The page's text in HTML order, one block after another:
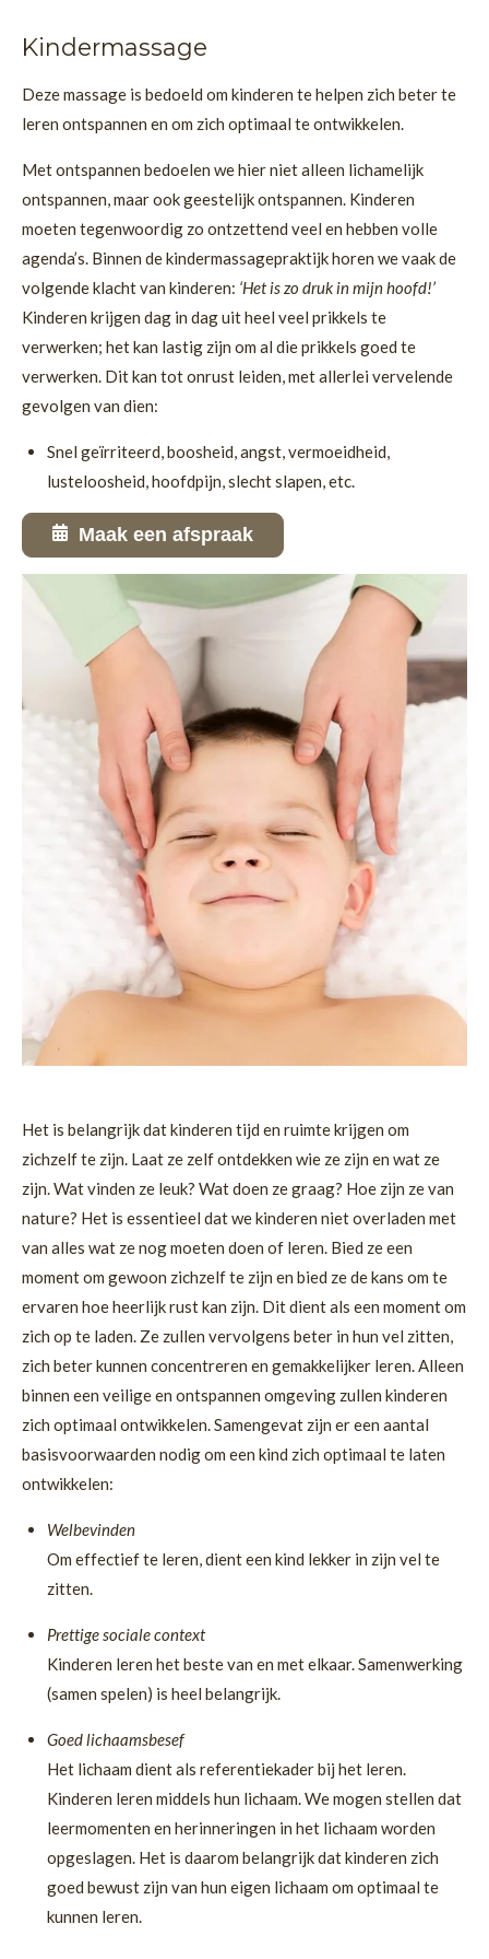
Kindermassage
Deze massage is bedoeld om kinderen te helpen zich beter te
leren ontspannen en om zich optimaal te ontwikkelen.
Met ontspannen bedoelen we hier niet alleen lichamelijk
ontspannen, maar ook geestelijk ontspannen. Kinderen
moeten tegenwoordig zo ontzettend veel en hebben volle
agenda’s. Binnen de kindermassagepraktijk horen we vaak de
volgende klacht van kinderen: ‘Het is zo druk in mijn hoofd!’
Kinderen krijgen dag in dag uit heel veel prikkels te
verwerken; het kan lastig zijn om al die prikkels goed te
verwerken. Dit kan tot onrust leiden, met allerlei vervelende
gevolgen van dien:
Snel geïrriteerd, boosheid, angst, vermoeidheid,
lusteloosheid, hoofdpijn, slecht slapen, etc.
Maak een afspraak
Het is belangrijk dat kinderen tijd en ruimte krijgen om
zichzelf te zijn. Laat ze zelf ontdekken wie ze zijn en wat ze
zijn. Wat vinden ze leuk? Wat doen ze graag? Hoe zijn ze van
nature? Het is essentieel dat we kinderen niet overladen met
van alles wat ze nog moeten doen of leren. Bied ze een
moment om gewoon zichzelf te zijn en bied ze de kans om te
ervaren hoe heerlijk rust kan zijn. Dit dient als een moment om
zich op te laden. Ze zullen vervolgens beter in hun vel zitten,
zich beter kunnen concentreren en gemakkelijker leren. Alleen
binnen een veilige en ontspannen omgeving zullen kinderen
zich optimaal ontwikkelen. Samengevat zijn er een aantal
basisvoorwaarden nodig om een kind zich optimaal te laten
ontwikkelen:
Welbevinden
Om effectief te leren, dient een kind lekker in zijn vel te
zitten.
Prettige sociale context
Kinderen leren het beste van en met elkaar. Samenwerking
(samen spelen) is heel belangrijk.
Goed lichaamsbesef
Het lichaam dient als referentiekader bij het leren.
Kinderen leren middels hun lichaam. We mogen stellen dat
leermomenten en herinneringen in het lichaam worden
opgeslagen. Het is daarom belangrijk dat kinderen zich
goed bewust zijn van hun eigen lichaam om optimaal te
kunnen leren.